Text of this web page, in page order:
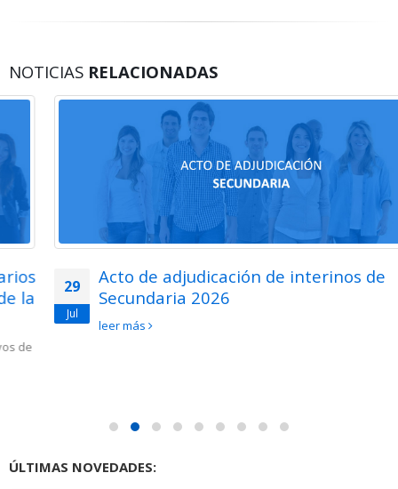
NOTICIAS RELACIONADAS
29
Acto de adjudicación de interinos de
Secundaria 2026
leer más
ÚLTIMAS NOVEDADES: